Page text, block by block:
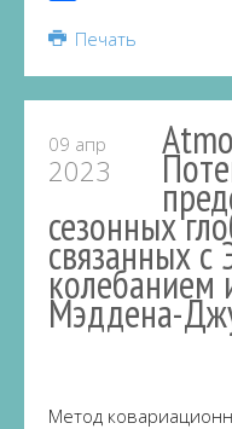
Печать
09 апр
2023
сезонных
связанных
колебанием
Мэддена-
Метод